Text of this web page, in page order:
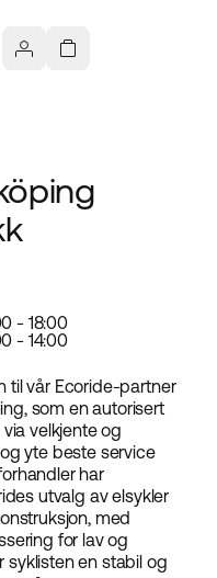
- 18:00
- 14:00
til vår Ecoride-partner
som en autorisert
velkjente og
yte beste service
har
utvalg av elsykler
med
for lav og
syklisten en stabil og